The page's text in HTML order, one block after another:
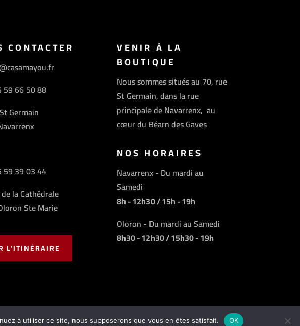
CONTACTER
59 66 50 88
Germain
59 39 03 44
la Cathédrale
Ste Marie
L'ITINÉRAIRE
VENIR À LA
BOUTIQUE
Nous sommes situés au 70, rue
St Germain, dans la rue
principale de Navarrenx, au
cœur du Béarn des Gaves
NOS HORAIRES
Navarrenx - Du mardi au
Samedi
8h - 12h30 / 15h - 19h
Oloron - Du mardi au Samedi
8h30 - 12h30 / 15h30 - 19h
de vente
à utiliser ce site, nous supposerons que vous en êtes satisfait. OK